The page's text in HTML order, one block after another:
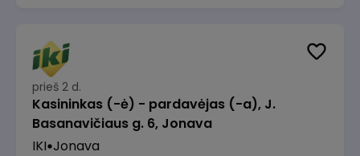
prieš 2 d.
Kasininkas (-ė) - pardavėjas (-a), J.
Basanavičiaus g. 6, Jonava
IKI Jonava